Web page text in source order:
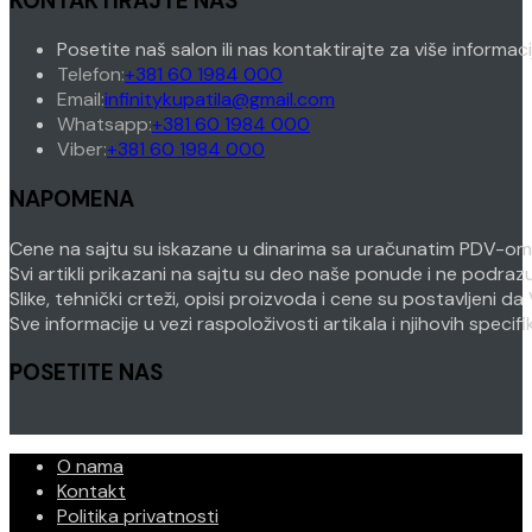
Posetite naš salon ili nas kontaktirajte za više
Telefon:+381 60 1984 000
in
your
Email:infinitykupatila@gmail.com
Whatsapp:+381 60 1984 000
Viber:+381 60 1984 000
NAPOMENA
Cene na sajtu su iskazane u dinarima sa uračunatim PDV-
Svi artikli prikazani na sajtu su deo naše ponude i ne
Slike, tehnički crteži, opisi proizvoda i cene su postavljeni
Sve informacije u vezi raspoloživosti artikala i njihovih
POSETITE NAS
O nama
Kontakt
Politika privatnosti